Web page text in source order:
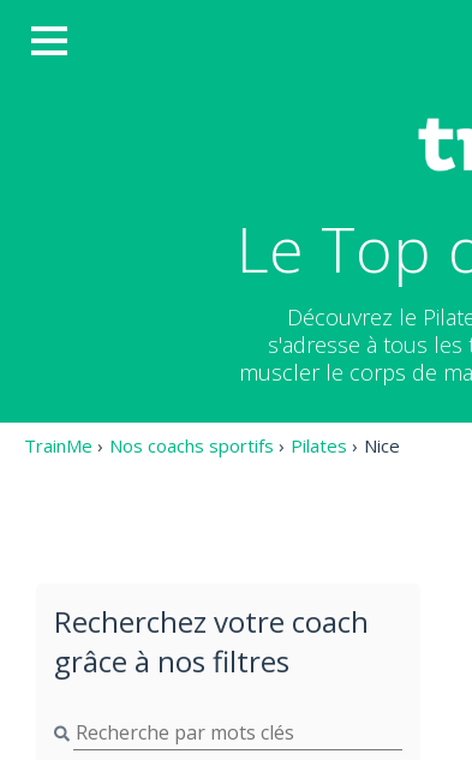
Le Top
Découvrez le
s'adresse à tous les
muscler le corps de
TrainMe › Nos coachs sportifs › Pilates › Nice
Recherchez votre coach
grâce à nos filtres